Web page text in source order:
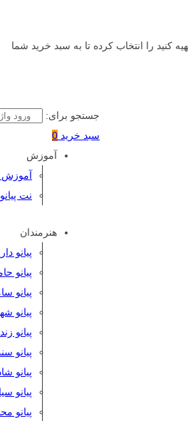
کنید را انتخاب کرده تا به سبد خرید شما
جستجو برای:
سبد خرید 0
آموزش
آموزش
نت پیانو
هنرمندان
پیانو
پیانو
پیانو
پیانو
پیانو
پیانو
پیانو
پیانو
پیانو